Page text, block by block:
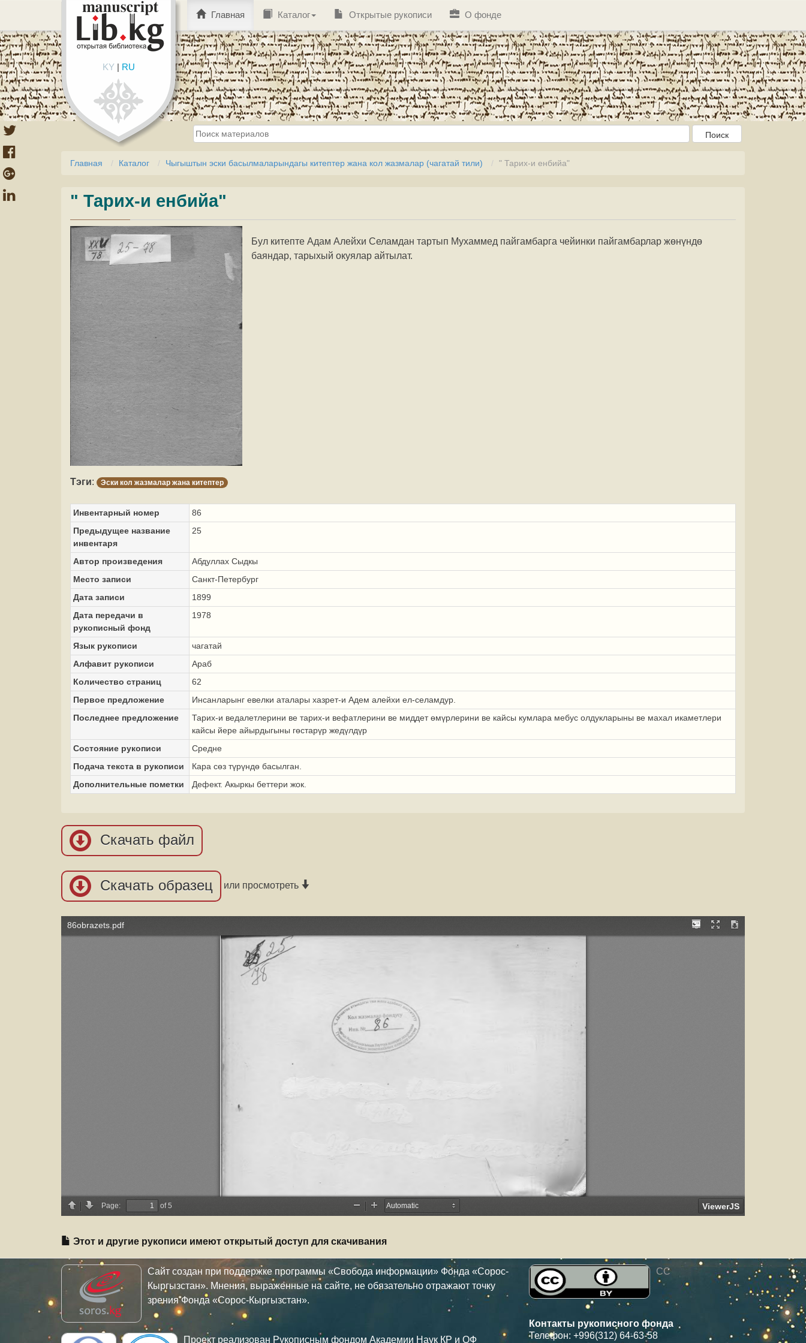
KY| RU
Главная Каталог Открытые рукописи О фонде
Главная Каталог Чыгыштын эски басылмаларындагы китептер жана кол жазмалар (чагатай тили) " Тарих-и енбийа"
" Тарих-и енбийа"
Бул китепте Адам Алейхи Селамдан тартып Мухаммед пайгамбарга чейинки пайгамбарлар жөнүндө
баяндар, тарыхый окуялар айтылат.
Тэги: Эски кол жазмалар жана китептер
Инвентарный номер
86
Предыдущее название
инвентаря
25
Автор произведения
Абдуллах Сыдкы
Место записи
Санкт-Петербург
Дата записи
1899
Дата передачи в
рукописный фонд
1978
Язык рукописи
чагатай
Алфавит рукописи
Араб
Количество страниц
62
Первое предложение
Инсанларынг евелки аталары хазрет-и Адем алейхи ел-селамдур.
Последнее предложение
Тарих-и ведалетлерини ве тарих-и вефатлерини ве миддет өмүрлерини ве кайсы кумлара мебус олдукларыны ве махал икаметлери
кайсы йере айырдыгыны гөстарүр жедүлдүр
Состояние рукописи
Средне
Подача текста в рукописи
Кара сөз түрүндө басылган.
Дополнительные пометки
Дефект. Акыркы беттери жок.
Скачать файл
Скачать образец или просмотреть
Этот и другие рукописи имеют открытый доступ для скачивания
Сайт создан при поддержке программы «Свобода информации» Фонда «Сорос-
Кыргызстан». Мнения, выраженные на сайте, не обязательно отражают точку
зрения Фонда «Сорос-Кыргызстан».
CC
Проект реализован Рукописным фондом Академии Наук КР и ОФ
Контакты рукописного фонда
Телефон: +996(312) 64-63-58